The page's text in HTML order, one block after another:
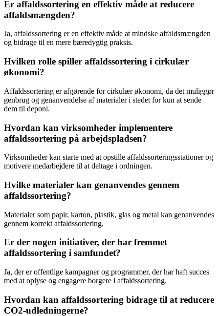
Er affaldssortering en effektiv måde at reducere
affaldsmængden?
Ja, affaldssortering er en effektiv måde at mindske affaldsmængden
og bidrage til en mere bæredygtig praksis.
Hvilken rolle spiller affaldssortering i cirkulær
økonomi?
Affaldssortering er afgørende for cirkulær økonomi, da det muliggør
genbrug og genanvendelse af materialer i stedet for kun at sende
dem til deponi.
Hvordan kan virksomheder implementere
affaldssortering på arbejdspladsen?
Virksomheder kan starte med at opstille affaldssorteringsstationer og
motivere medarbejdere til at deltage i ordningen.
Hvilke materialer kan genanvendes gennem
affaldssortering?
Materialer som papir, karton, plastik, glas og metal kan genanvendes
gennem korrekt affaldssortering.
Er der nogen initiativer, der har fremmet
affaldssortering i samfundet?
Ja, der er offentlige kampagner og programmer, der har haft succes
med at oplyse og engagere borgere i affaldssortering.
Hvordan kan affaldssortering bidrage til at reducere
CO2-udledningerne?